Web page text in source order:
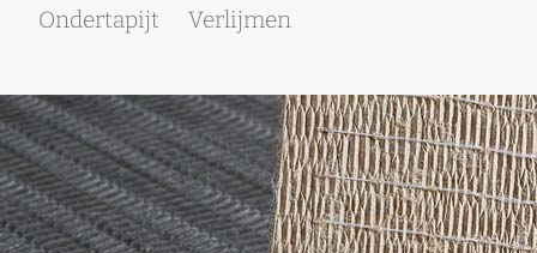
Ondertapijt Verlijmen